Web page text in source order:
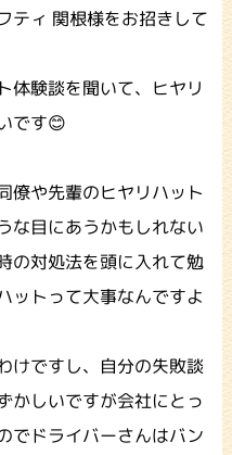
ティ 関根様をお招きして
体験談を聞いて、ヒヤリ
です😊
僚や先輩のヒヤリハット
な目にあうかもしれない
の対処法を頭に入れて勉
ットって大事なんですよ
けですし、自分の失敗談
かしいですが会社にとっ
でドライバーさんはバン